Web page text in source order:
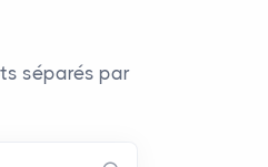
séparés par